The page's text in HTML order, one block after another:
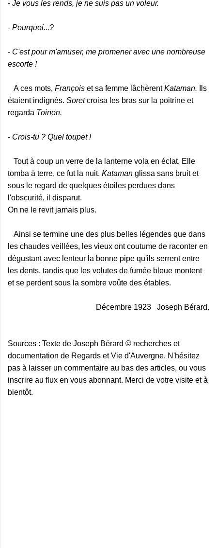
- Je vous les rends, je ne suis pas un voleur.
- Pourquoi...?
- C'est pour m'amuser, me promener avec une nombreuse
escorte !
A ces mots, François et sa femme lâchèrentKataman. Ils
étaient indignés. Soretcroisa les bras sur la poitrine et
regarda Toinon.
- Crois-tu ? Quel toupet !
Tout à coup un verre de la lanterne vola en éclat. Elle
tomba à terre, ce fut la nuit. Kataman glissa sans bruit et
sous le regard de quelques étoiles perdues dans
l'obscurité, il disparut.
On ne le revit jamais plus.
Ainsi se termine une des plus belles légendes que dans
les chaudes veillées, les vieux ont coutume de raconter en
dégustant avec lenteur la bonne pipe qu'ils serrent entre
les dents, tandis que les volutes de fumée bleue montent
et se perdent sous la sombre voûte des étables.
Décembre 1923 Joseph Bérard.
Sources : Texte de Joseph Bérard © recherches et
documentation de Regards et Vie d'Auvergne. N'hésitez
pas à laisser un commentaire au bas des articles, ou vous
inscrire au flux en vous abonnant. Merci de votre visite et à
bientôt.